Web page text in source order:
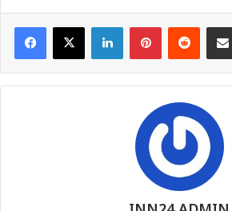
Facebook
X LinkedInPinterestReddit